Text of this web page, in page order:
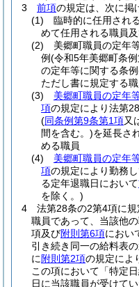
3
前項の規定は、次に掲
(1)
臨時的に任用され
めて任用される職員
(2)
美郷町職員の定年
例(令和5年美郷町条
の定年等に関する条例
ただし書に規定する
(3)
美郷町職員の定年
項の規定により法第
(同条例第9条第1項又
間を含む。)を延長さ
める職員
(4)
美郷町職員の定年
項の規定により勤務
る定年退職日において
を除く。)
4
法第28条の2第4項に
職員であって、当該他
項及び附則第6項におい
引き続き同一の給料表
に 附則第2項の規定によ
この項において「特定
日に当該職員が受けて